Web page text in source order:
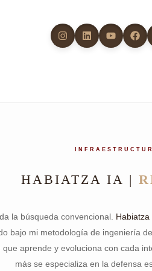
HABIATZA IA |
la búsqueda convencional. Habiatza
bajo mi metodología de ingeniería
que aprende y evoluciona con cada
más se especializa en la defensa